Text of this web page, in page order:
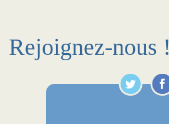
Rejoignez-nous !